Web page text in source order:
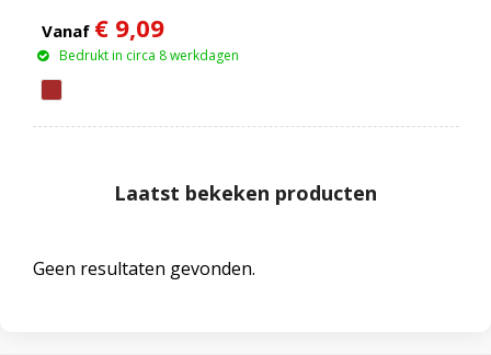
Vanaf € 9,09
Bedrukt in circa 8 werkdagen
Laatst bekeken producten
Geen resultaten gevonden.